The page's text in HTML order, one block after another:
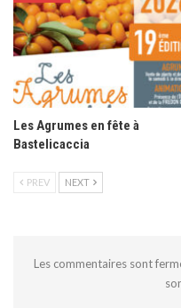
Les Agrumes en fête à
Bastelicaccia
PREV NEXT
Les commentaires sont